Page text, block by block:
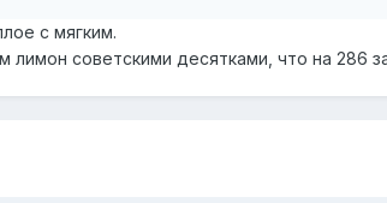
с мягким.
советскими десятками, что на 286